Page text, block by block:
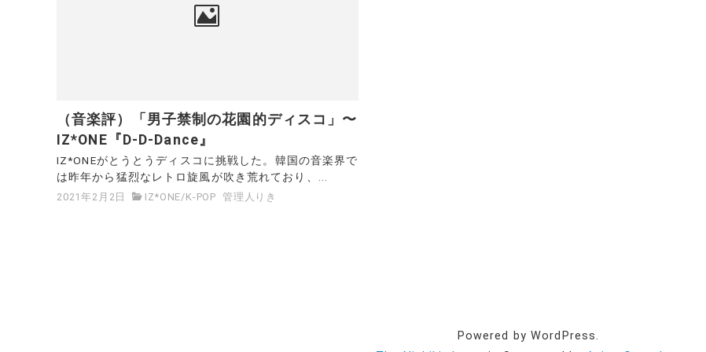
（音楽評）「男子禁制の花園的ディスコ」〜
IZ*ONE『D-D-Dance』
IZ*ONEがとうとうディスコに挑戦した。韓国の音楽界で
は昨年から猛烈なレトロ旋風が吹き荒れており、...
2021年2月2日 IZ*ONE/K-POP 管理人りき
Powered by WordPress.